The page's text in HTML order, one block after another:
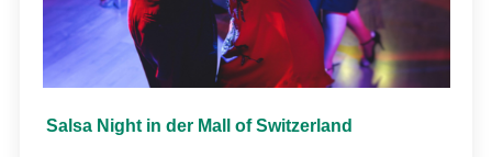
Salsa Night in der Mall of Switzerland